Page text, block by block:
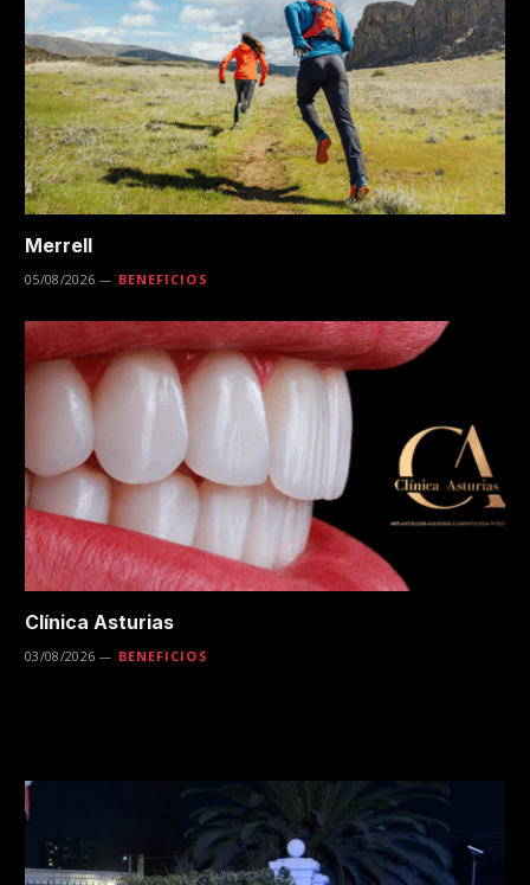
Merrell
05/08/2026 BENEFICIOS
Clínica Asturias
03/08/2026 BENEFICIOS